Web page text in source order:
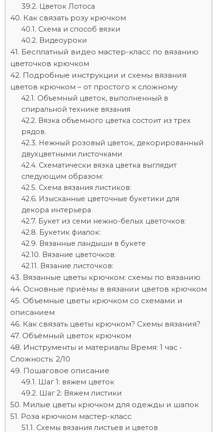
Цветок Лотоса
Как связать розу крючком
Схема и способ вязки
Видеоуроки
Бесплатный видео мастер-класс по вязанию
цветочков крючком
Подробные инструкции и схемы вязания
цветов крючком – от простого к сложному
Объемный цветок, выполненный в
спиральной технике вязания
Вязка объемного цветка состоит из трех
рядов.
Нежный розовый цветок, декорированный
двухцветными листочками
Схематически вязка цветка выглядит
следующим образом:
Схема вязания листиков:
Изысканные цветочные букетики для
декора интерьера
Букет из семи нежно-белых цветочков:
Букетик фиалок:
Вязанные ландыши в букете
Вязание цветочков:
Вязание листочков:
Вязанные цветы крючком: схемы по вязанию
Основные приёмы в вязании цветов крючком
Объемные цветы крючком со схемами и
описанием
Как связать цветы крючком? Схемы вязания?
Объёмный цветок крючком
Инструменты и материалы Время: 1 час •
Сложность: 2/10
Пошаговое описание
Шаг 1: вяжем цветок
Шаг 2: Вяжем листики
Милые цветы крючком для одежды и шапок
Роза крючком мастер-класс
Схемы вязания листьев и цветов